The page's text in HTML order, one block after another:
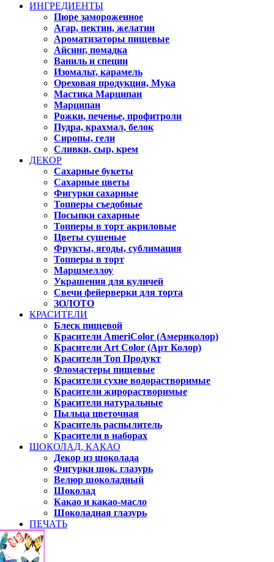
ИНГРЕДИЕНТЫ
Пюре замороженное
Агар, пектин, желатин
Ароматизаторы пищевые
Айсинг, помадка
Ваниль и специи
Изомальт, карамель
Ореховая продукция, Мука
Мастика Марципан
Марципан
Рожки, печенье, профитроли
Пудра, крахмал, белок
Сиропы, гели
Сливки, сыр, крем
ДЕКОР
Сахарные букеты
Сахарные цветы
Фигурки сахарные
Топперы съедобные
Посыпки сахарные
Топперы в торт акриловые
Цветы сушеные
Фрукты, ягоды, сублимация
Топперы в торт
Маршмеллоу
Украшения для куличей
Свечи фейерверки для торта
ЗОЛОТО
КРАСИТЕЛИ
Блеск пищевой
Красители AmeriColor (Америколор)
Красители Art Color (Арт Колор)
Красители Топ Продукт
Фломастеры пищевые
Красители сухие водорастворимые
Красители жирорастворимые
Красители натуральные
Пыльца цветочная
Краситель распылитель
Красители в наборах
ШОКОЛАД, КАКАО
Декор из шоколада
Фигурки шок. глазурь
Велюр шоколадный
Шоколад
Какао и какао-масло
Шоколадная глазурь
ПЕЧАТЬ